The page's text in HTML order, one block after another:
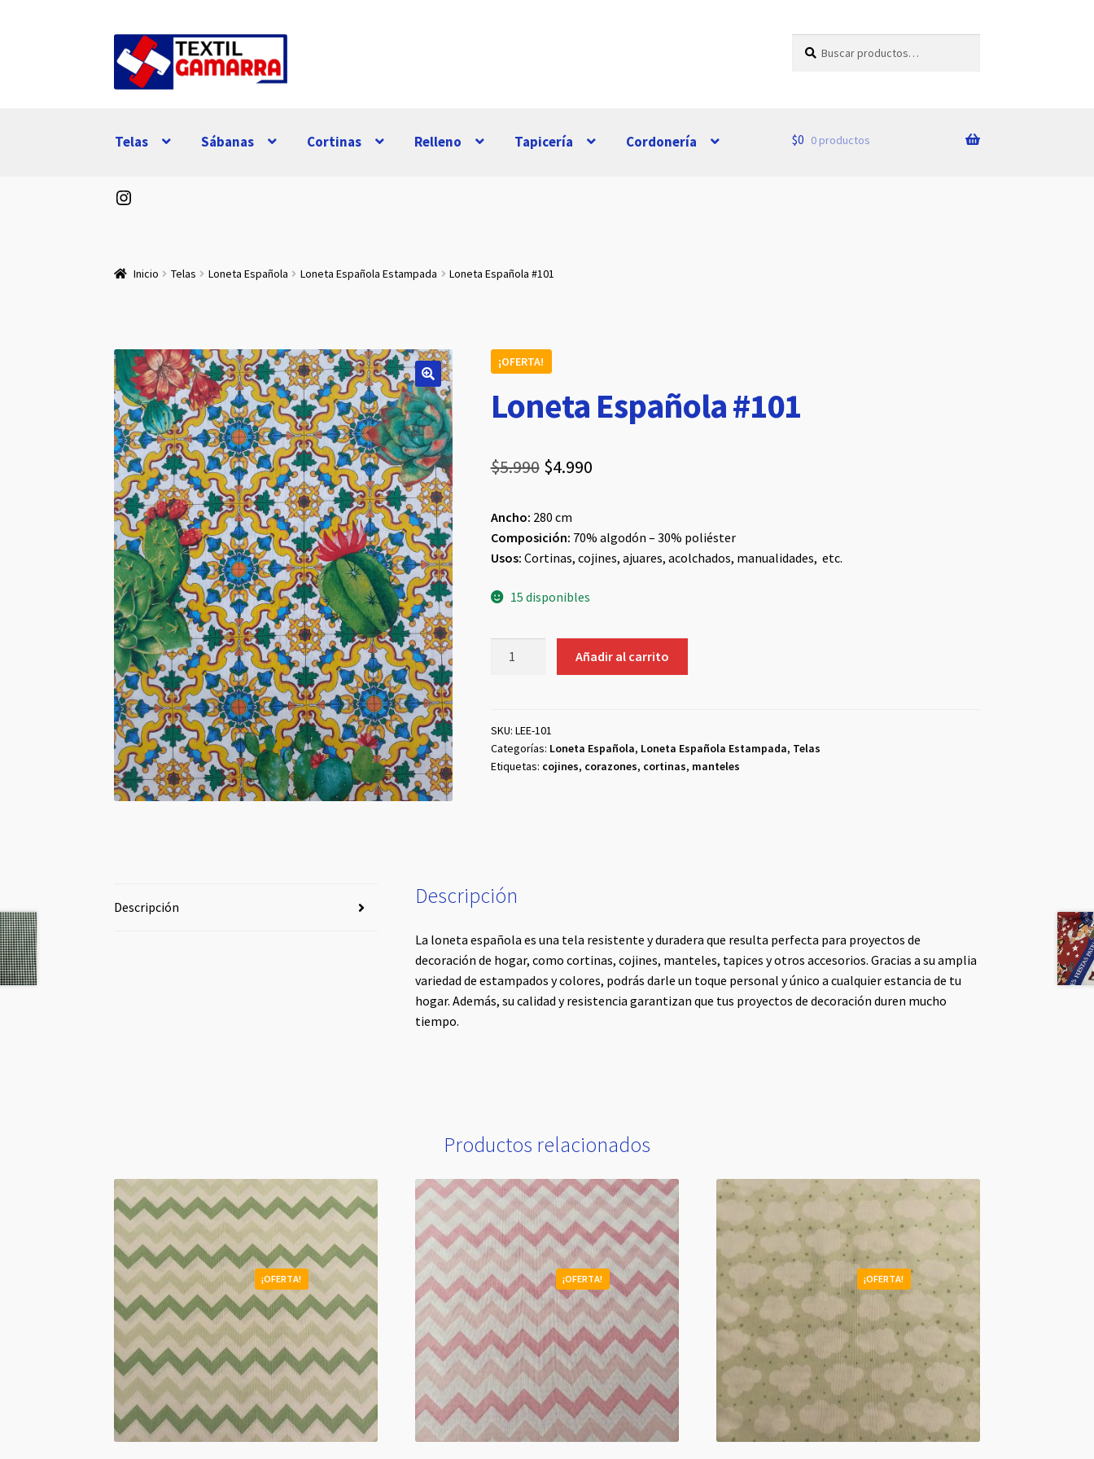
a
al
contenido
por:
Telas Sábanas Cortinas Relleno Tapicería Cordonería $0 0 productos
Instagram
Inicio Telas Loneta Española Loneta Española Estampada Loneta Española #101
¡OFERTA!
Loneta Española #101
$5.990 El
original
era:
$4.990El
es:
Ancho: 280 cm
Composición: 70% algodón – 30% poliéster
Usos: Cortinas, cojines, ajuares, acolchados, manualidades, etc.
15 disponibles
Añadir al carrito
SKU: LEE-101
Categorías: Loneta Española, Loneta Española Estampada, Telas
Etiquetas: cojines, corazones, cortinas, manteles
Descripción Descripción
La loneta española es una tela resistente y duradera que resulta perfecta para proyectos de
decoración de hogar, como cortinas, cojines, manteles, tapices y otros accesorios. Gracias a su amplia
variedad de estampados y colores, podrás darle un toque personal y único a cualquier estancia de tu
hogar. Además, su calidad y resistencia garantizan que tus proyectos de decoración duren mucho
tiempo.
Productos relacionados
¡OFERTA! ¡OFERTA! ¡OFERTA!